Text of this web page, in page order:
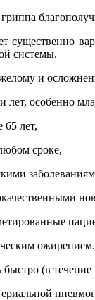
существенно
системы.
и
лет, особенно
65 лет,
сроке,
ожирением.
(в